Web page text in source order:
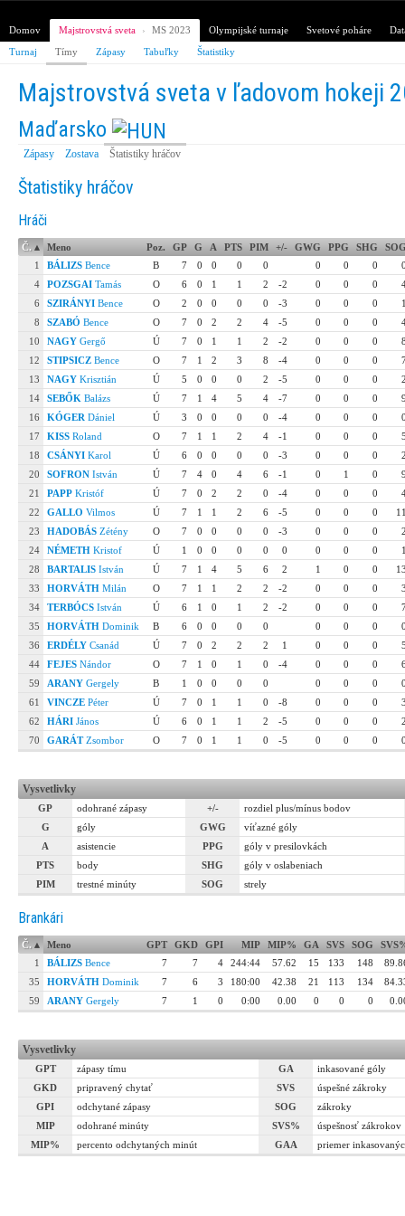
Domov Majstrovstvá sveta › MS 2023 Olympijské turnaje Svetové poháre
Turnaj
Tímy Zápasy Tabuľky Štatistiky
Majstrovstvá sveta v ľadovom hokeji
Maďarsko
Zápasy Zostava Štatistiky hráčov
Štatistiky hráčov
Hráči
Č. ▴ Meno Poz. GP G A PTS PIM +/- GWG PPG SHG
1
BÁLIZS Bence B 7 0 0 0 0 0 0 0
4
POZSGAI Tamás O 6 0 1 1 2 -2 0 0 0
6
SZIRÁNYI Bence O 2 0 0 0 0 -3 0 0 0
8
SZABÓ Bence O 7 0 2 2 4 -5 0 0 0
10
NAGY Gergő Ú 7 0 1 1 2 -2 0 0 0
12
STIPSICZ Bence O 7 1 2 3 8 -4 0 0 0
13
NAGY Krisztián Ú 5 0 0 0 2 -5 0 0 0
14
SEBŐK Balázs Ú 7 1 4 5 4 -7 0 0 0
16
KÓGER Dániel Ú 3 0 0 0 0 -4 0 0 0
17
KISS Roland O 7 1 1 2 4 -1 0 0 0
18
CSÁNYI Karol Ú 6 0 0 0 0 -3 0 0 0
20
SOFRON István Ú 7 4 0 4 6 -1 0 1 0
21
PAPP Kristóf Ú 7 0 2 2 0 -4 0 0 0
22
GALLO Vilmos Ú 7 1 1 2 6 -5 0 0 0
23
HADOBÁS Zétény O 7 0 0 0 0 -3 0 0 0
24
NÉMETH Kristof Ú 1 0 0 0 0 0 0 0 0
28
BARTALIS István Ú 7 1 4 5 6 2 1 0 0
33
HORVÁTH Milán O 7 1 1 2 2 -2 0 0 0
34
TERBÓCS István Ú 6 1 0 1 2 -2 0 0 0
35
HORVÁTH Dominik B 6 0 0 0 0 0 0 0
36
ERDÉLY Csanád Ú 7 0 2 2 2 1 0 0 0
44
FEJES Nándor O 7 1 0 1 0 -4 0 0 0
59
ARANY Gergely B 1 0 0 0 0 0 0 0
61
VINCZE Péter Ú 7 0 1 1 0 -8 0 0 0
62
HÁRI János Ú 6 0 1 1 2 -5 0 0 0
70
GARÁTZsombor O 7 0 1 1 0 -5 0 0 0
Vysvetlivky
GP odohrané zápasy +/-
rozdiel plus/mínus bodov
G
góly GWG
víťazné góly
A
asistencie PPG
góly v presilovkách
PTS
body SHG
góly v oslabeniach
PIM
trestné minúty SOG strely
Brankári
Č. ▴ Meno GPT GKD GPI MIP MIP% GA SVS SOG
1
BÁLIZS Bence 7 7 4 244:44 57.62 15 133 148
35
HORVÁTH Dominik 7 6 3 180:00 42.38 21 113 134
59
ARANY Gergely 7 1 0 0:00 0.00 0 0 0
Vysvetlivky
GPT zápasy tímu GA
inkasované góly
GKD
pripravený chytať SVS
úspešné zákroky
GPI
odchytané zápasy SOG
zákroky
MIP
odohrané minúty SVS%
úspešnosť zákrokov
MIP%
percento odchytaných minút GAA priemer